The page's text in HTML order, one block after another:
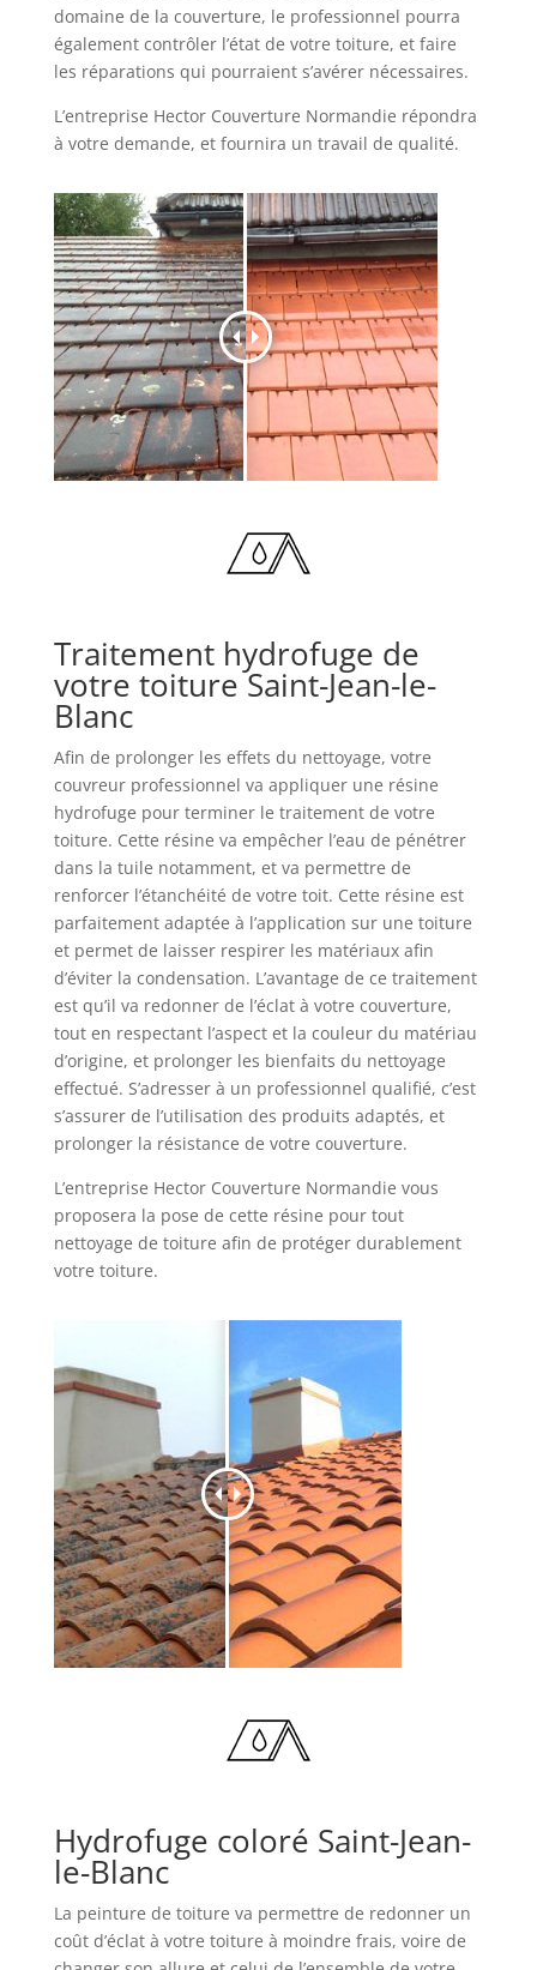
domaine de la couverture, le professionnel pourra
également contrôler l’état de votre toiture, et faire
les réparations qui pourraient s’avérer nécessaires.
L’entreprise Hector Couverture Normandie répondra
à votre demande, et fournira un travail de qualité.
Traitement hydrofuge de
votre toiture Saint-Jean-le-
Blanc
Afin de prolonger les effets du nettoyage, votre
couvreur professionnel va appliquer une résine
hydrofuge pour terminer le traitement de votre
toiture. Cette résine va empêcher l’eau de pénétrer
dans la tuile notamment, et va permettre de
renforcer l’étanchéité de votre toit. Cette résine est
parfaitement adaptée à l’application sur une toiture
et permet de laisser respirer les matériaux afin
d’éviter la condensation. L’avantage de ce traitement
est qu’il va redonner de l’éclat à votre couverture,
tout en respectant l’aspect et la couleur du matériau
d’origine, et prolonger les bienfaits du nettoyage
effectué. S’adresser à un professionnel qualifié, c’est
s’assurer de l’utilisation des produits adaptés, et
prolonger la résistance de votre couverture.
L’entreprise Hector Couverture Normandie vous
proposera la pose de cette résine pour tout
nettoyage de toiture afin de protéger durablement
votre toiture.
Hydrofuge coloré Saint-Jean-
le-Blanc
La peinture de toiture va permettre de redonner un
coût d’éclat à votre toiture à moindre frais, voire de